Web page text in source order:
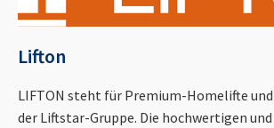
Lifton
LIFTON steht für Premium-Homelifte
der Liftstar-Gruppe. Die hochwertigen